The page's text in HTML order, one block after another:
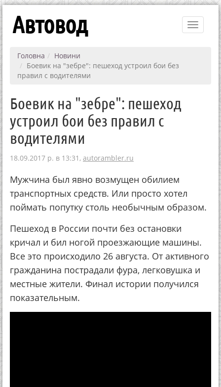
Toggle
Автовод
Головна
Новини
Боевик на "зебре": пешеход устроил бои без
правил с водителями
Боевик на "зебре": пешеход
устроил бои без правил с
водителями
18.09.2017 р. в 13:31, autorambler.ru
Мужчина был явно возмущен обилием
транспортных средств. Или просто хотел
поймать попутку столь необычным образом.
Пешеход в России почти без остановки
кричал и бил ногой проезжающие машины.
Все это происходило 26 августа. От активного
гражданина пострадали фура, легковушка и
местные жители. Финал истории получился
показательным.